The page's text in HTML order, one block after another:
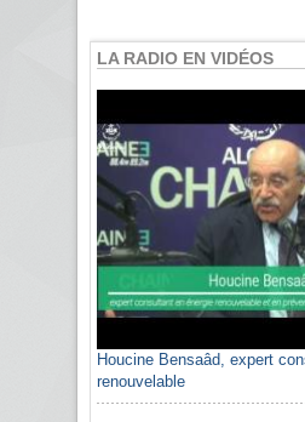
LA RADIO EN VIDÉOS
Houcine Bensaâd, expert
renouvelable